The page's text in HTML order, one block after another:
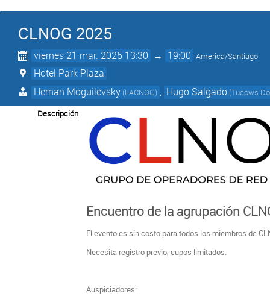
CLNOG 2025
viernes 21 mar. 2025 13:30 → 19:00 America/Santiago
Hotel Park Plaza
Hernan Moguilevsky (LACNOG) , Hugo Salgado (Tucows
Descripción
Encuentro de la agrupación
El evento es sin costo para todos los miembros de
Necesita registro previo, cupos limitados.
Auspiciadores: